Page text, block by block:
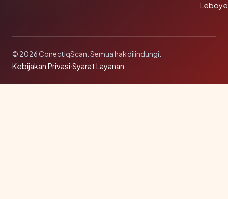
© 2026 ConectiqScan. Semua hak dilindungi.
Kebijakan Privasi·Syarat Layanan